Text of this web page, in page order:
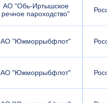
АО "Обь-Иртышское
речное пароходство"
АО "Южморрыбфлот"
АО "Южморрыбфлот"